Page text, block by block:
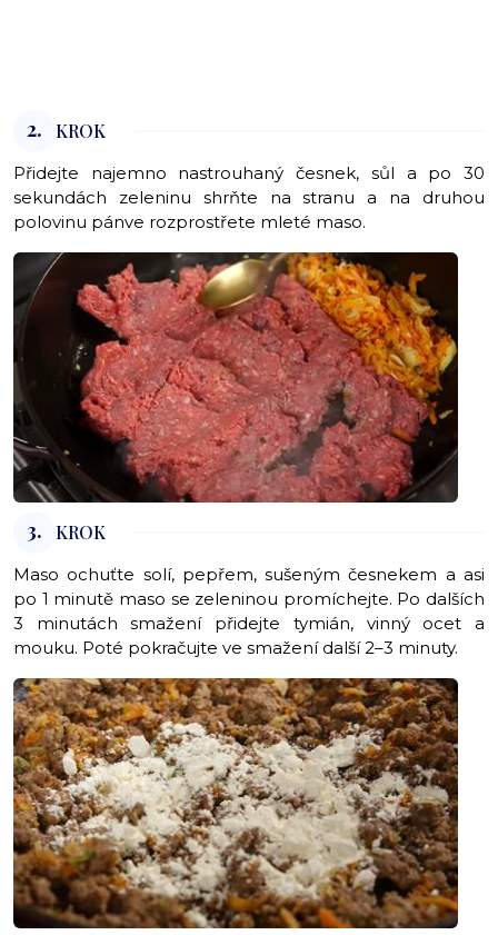
2. KROK
Přidejte najemno nastrouhaný česnek, sůl a po 30
sekundách zeleninu shrňte na stranu a na druhou
polovinu pánve rozprostřete mleté maso.
3. KROK
Maso ochuťte solí, pepřem, sušeným česnekem a asi
po 1 minutě maso se zeleninou promíchejte. Po dalších
3 minutách smažení přidejte tymián, vinný ocet a
mouku. Poté pokračujte ve smažení další 2–3 minuty.